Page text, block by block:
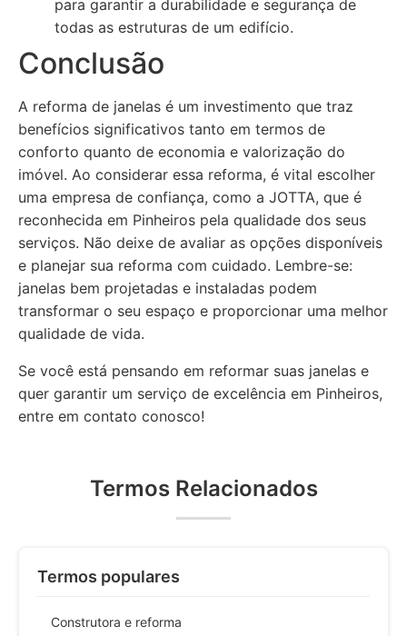
para garantir a durabilidade e segurança de
todas as estruturas de um edifício.
Conclusão
A reforma de janelas é um investimento que traz
benefícios significativos tanto em termos de
conforto quanto de economia e valorização do
imóvel. Ao considerar essa reforma, é vital escolher
uma empresa de confiança, como a JOTTA, que é
reconhecida em Pinheiros pela qualidade dos seus
serviços. Não deixe de avaliar as opções disponíveis
e planejar sua reforma com cuidado. Lembre-se:
janelas bem projetadas e instaladas podem
transformar o seu espaço e proporcionar uma melhor
qualidade de vida.
Se você está pensando em reformar suas janelas e
quer garantir um serviço de excelência em Pinheiros,
entre em contato conosco!
Termos Relacionados
Termos populares
Construtora e reforma